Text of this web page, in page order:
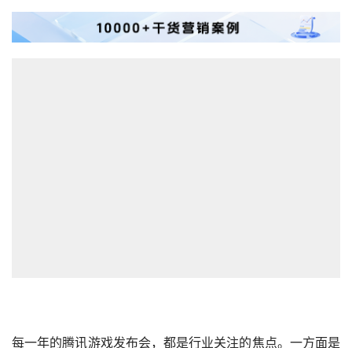
元宇宙 跨境 青瓜通
每一年的腾讯游戏发布会，都是行业关注的焦点。一方面是